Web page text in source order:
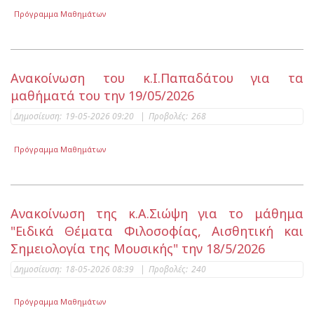
Πρόγραμμα Μαθημάτων
Ανακοίνωση του κ.Ι.Παπαδάτου για τα
μαθήματά του την 19/05/2026
Δημοσίευση: 19-05-2026 09:20 | Προβολές: 268
Πρόγραμμα Μαθημάτων
Ανακοίνωση της κ.Α.Σιώψη για το μάθημα
"Ειδικά Θέματα Φιλοσοφίας, Αισθητική και
Σημειολογία της Μουσικής" την 18/5/2026
Δημοσίευση: 18-05-2026 08:39 | Προβολές: 240
Πρόγραμμα Μαθημάτων